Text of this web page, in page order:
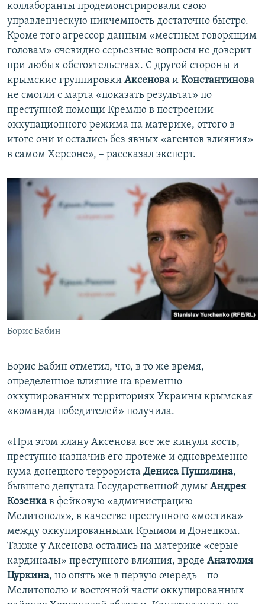
коллаборанты продемонстрировали свою
управленческую никчемность достаточно быстро.
Кроме того агрессор данным «местным говорящим
головам» очевидно серьезные вопросы не доверит
при любых обстоятельствах. С другой стороны и
крымские группировки Аксенова и Константинова
не смогли с марта «показать результат» по
преступной помощи Кремлю в построении
оккупационного режима на материке, оттого в
итоге они и остались без явных «агентов влияния»
в самом Херсоне», – рассказал эксперт.
Борис Бабин
Борис Бабин отметил, что, в то же время,
определенное влияние на временно
оккупированных территориях Украины крымская
«команда победителей» получила.
«При этом клану Аксенова все же кинули кость,
преступно назначив его протеже и одновременно
кума донецкого террориста Дениса Пушилина,
бывшего депутата Государственной думы Андрея
Козенка в фейковую «администрацию
Мелитополя», в качестве преступного «мостика»
между оккупированными Крымом и Донецком.
Также у Аксенова остались на материке «серые
кардиналы» преступного влияния, вроде Анатолия
Цуркина, но опять же в первую очередь – по
Мелитополю и восточной части оккупированных